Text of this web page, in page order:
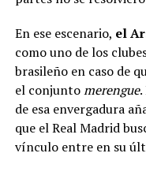
En ese escenario, el
como uno de los
brasileño en caso de
el conjuntomerengue.
de esa envergadura
que el Real Madrid
vínculo entre en su